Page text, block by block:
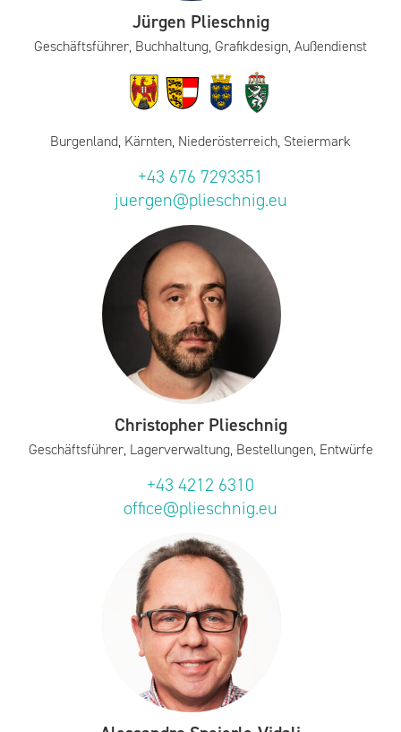
Jürgen Plieschnig
Geschäftsführer, Buchhaltung, Grafikdesign, Außendienst
Burgenland, Kärnten, Niederösterreich, Steiermark
+43 676 7293351
juergen@plieschnig.eu
Christopher Plieschnig
Geschäftsführer, Lagerverwaltung, Bestellungen, Entwürfe
+43 4212 6310
office@plieschnig.eu